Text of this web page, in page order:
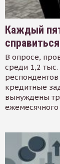
Каждый
В опросе,
среди 1,2
кредитные
вынуждены